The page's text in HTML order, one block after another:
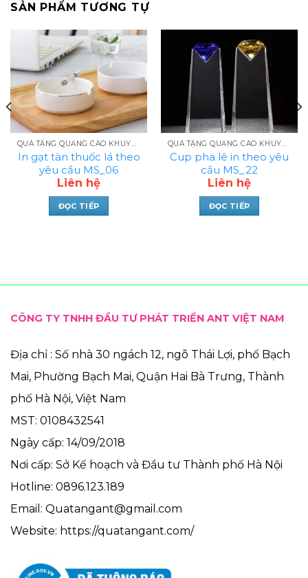
SẢN PHẨM TƯƠNG TỰ
QUÀ TẶNG QUẢNG CÁO KHUYẾN MẠI IN LOGO
In gạt tàn thuốc lá theo
yêu cầu MS_06
Liên hệ
ĐỌC TIẾP
QUÀ TẶNG QUẢNG CÁO KHUYẾN MẠI IN LOGO
Cup pha lê in theo yêu
cầu MS_22
Liên hệ
ĐỌC TIẾP
CÔNG TY TNHH ĐẦU TƯ PHÁT TRIỂN ANT VIỆT NAM
Địa chỉ : Số nhà 30 ngách 12, ngõ Thái Lợi, phố Bạch
Mai, Phường Bạch Mai, Quận Hai Bà Trưng, Thành
phố Hà Nội, Việt Nam
MST: 0108432541
Ngày cấp: 14/09/2018
Nơi cấp: Sở Kế hoạch và Đầu tư Thành phố Hà Nội
Hotline: 0896.123.189
Email: Quatangant@gmail.com
Website: https://quatangant.com/